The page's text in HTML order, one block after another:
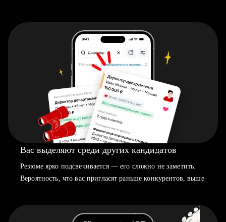
Вас выделяют среди других кандидатов
Резюме ярко подсвечивается — его сложно не заметить.
Вероятность, что вас пригласят раньше конкурентов, выше